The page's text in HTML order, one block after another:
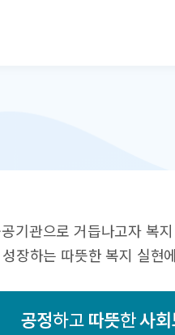
기관으로 거듭나고자 복
장하는 따뜻한 복지 실현